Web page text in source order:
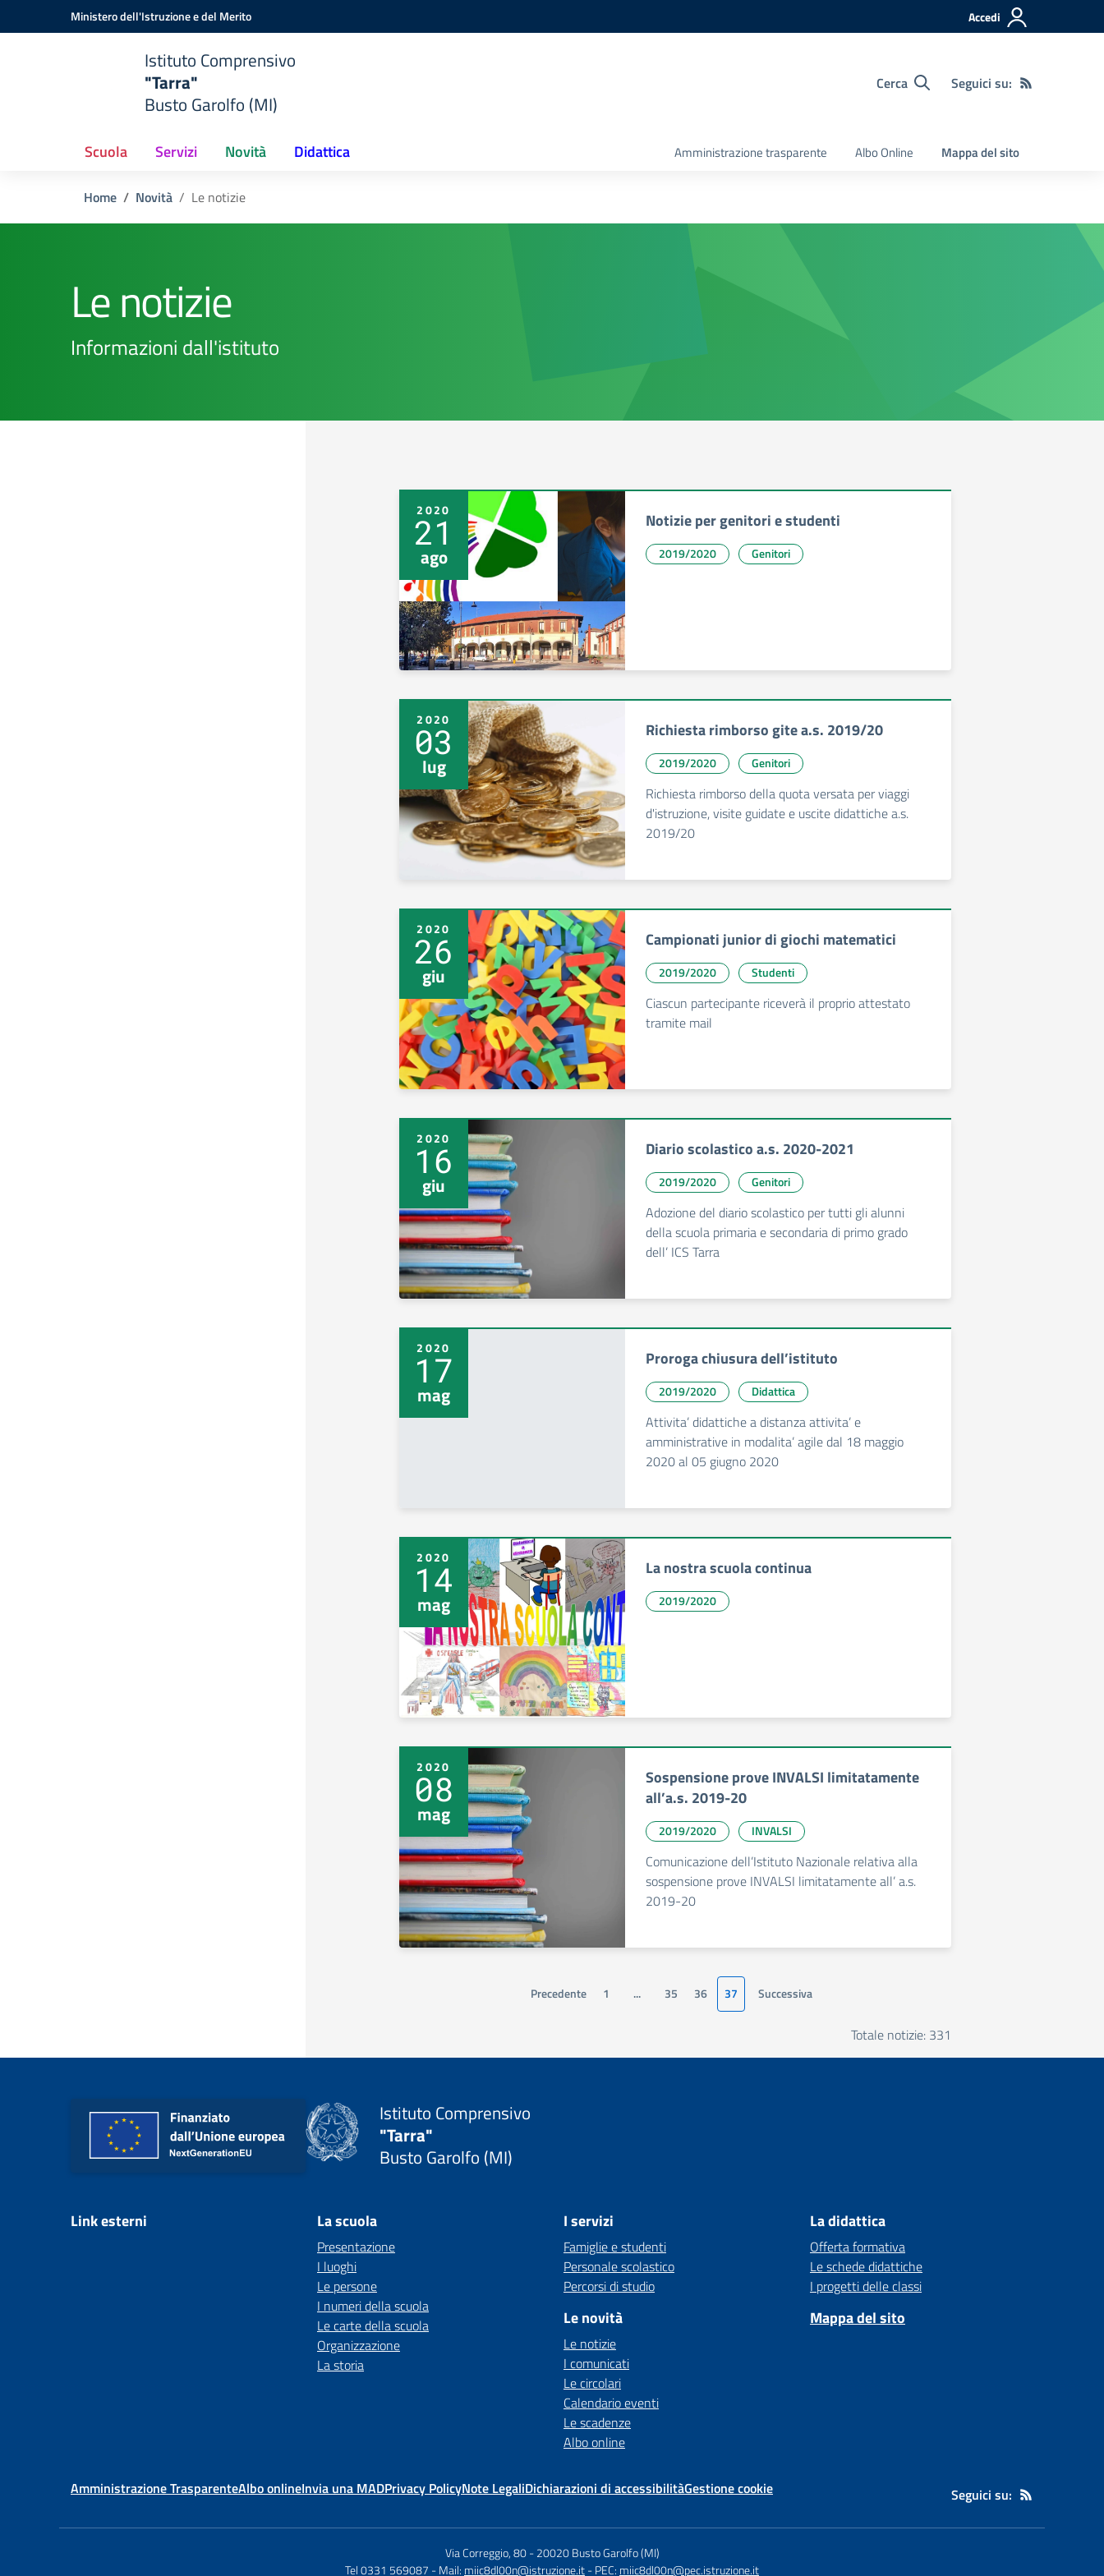
Vai ai contenuti
Vai al menu di navigazioneMinistero dell'Istruzione e del Merito Accedi
Istituto Comprensivo
"Tarra"
Busto Garolfo (MI)
Cerca Seguici su:
Scuola Servizi Novità Didattica Amministrazione trasparente Albo Online Mappa del sito
Home Novità Le notizie
Le notizie
Informazioni dall'istituto
2020
21
ago
Notizie per genitori e studenti
2019/2020 Genitori
2020
03
lug
Richiesta rimborso gite a.s. 2019/20
2019/2020 Genitori
Richiesta rimborso della quota versata per viaggi
d'istruzione, visite guidate e uscite didattiche a.s.
2019/20
2020
26
giu
Campionati junior di giochi matematici
2019/2020 Studenti
Ciascun partecipante riceverà il proprio attestato
tramite mail
2020
16
giu
Diario scolastico a.s. 2020-2021
2019/2020 Genitori
Adozione del diario scolastico per tutti gli alunni
della scuola primaria e secondaria di primo grado
dell’ ICS Tarra
2020
17
mag
Proroga chiusura dell’istituto
2019/2020 Didattica
Attivita’ didattiche a distanza attivita’ e
amministrative in modalita’ agile dal 18 maggio
2020 al 05 giugno 2020
2020
14
mag
La nostra scuola continua
2019/2020
2020
08
mag
Sospensione prove INVALSI limitatamente
all’a.s. 2019-20
2019/2020 INVALSI
Comunicazione dell’Istituto Nazionale relativa alla
sospensione prove INVALSI limitatamente all’ a.s.
2019-20
Precedente 1 ... 35 36 37 Successiva
Totale notizie: 331
Istituto Comprensivo
"Tarra"
Busto Garolfo (MI)
Link esterni La scuola
Presentazione
I luoghi
Le persone
I numeri della scuola
Le carte della scuola
Organizzazione
La storia
I servizi
Famiglie e studenti
Personale scolastico
Percorsi di studio
Le novità
Le notizie
I comunicati
Le circolari
Calendario eventi
Le scadenze
Albo online
La didattica
Offerta formativa
Le schede didattiche
I progetti delle classi
Mappa del sito
Amministrazione TrasparenteAlbo onlineInvia una MADPrivacy PolicyNote LegaliDichiarazioni di accessibilitàGestione cookie Seguici su:
Via Correggio, 80 -20020 Busto Garolfo (MI)
Tel 0331 569087 - Mail: miic8dl00n@istruzione.it- PEC: miic8dl00n@pec.istruzione.it